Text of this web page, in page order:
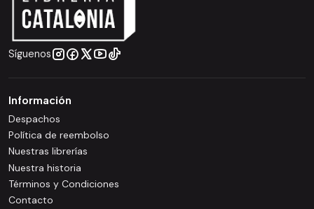
Síguenos
Información
Despachos
Política de reembolso
Nuestras librerías
Nuestra historia
Términos y Condiciones
Contacto